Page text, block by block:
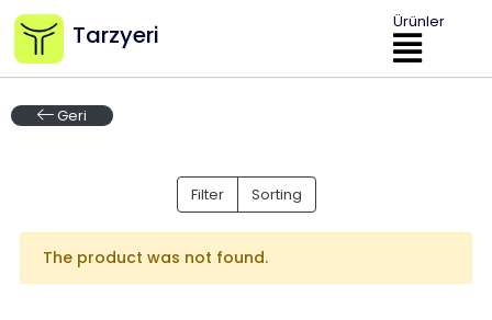
Tarzyeri Ürünler
Geri
Filter Sorting
The product was not found.